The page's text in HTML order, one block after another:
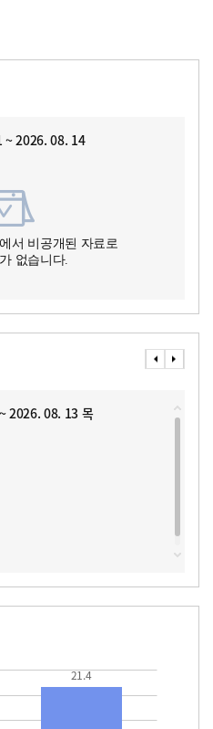
~ 2026. 08. 14
서 비공개된 자료로
없습니다.
2026. 08. 13 목
21.4